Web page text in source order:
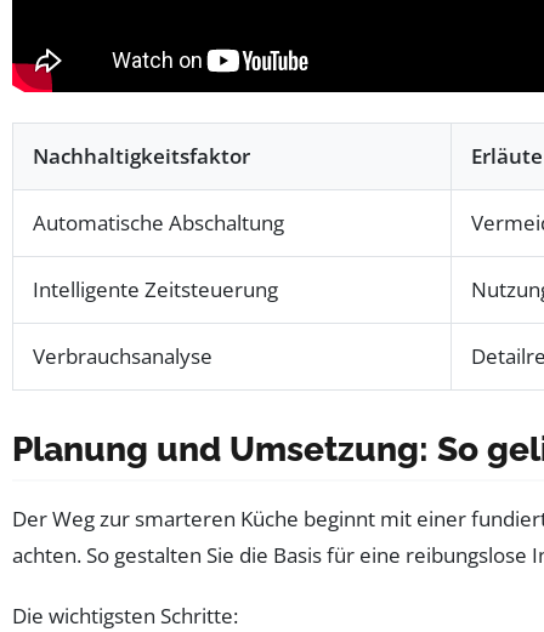
Nachhaltigkeitsfaktor
Automatische Abschaltung
Intelligente Zeitsteuerung
Verbrauchsanalyse
Planung und Umsetzung: So
Der Weg zur smarteren Küche beginnt mit einer
achten. So gestalten Sie die Basis für eine
Die wichtigsten Schritte: